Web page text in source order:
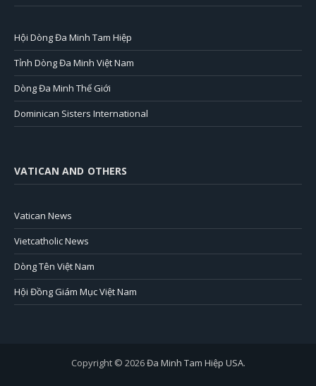
Hội Dòng Đa Minh Tam Hiệp
Tỉnh Dòng Đa Minh Việt Nam
Dòng Đa Minh Thế Giới
Dominican Sisters International
VATICAN AND OTHERS
Vatican News
Vietcatholic News
Dòng Tên Việt Nam
Hội Đồng Giám Mục Việt Nam
Copyright © 2026Đa Minh Tam Hiệp USA.